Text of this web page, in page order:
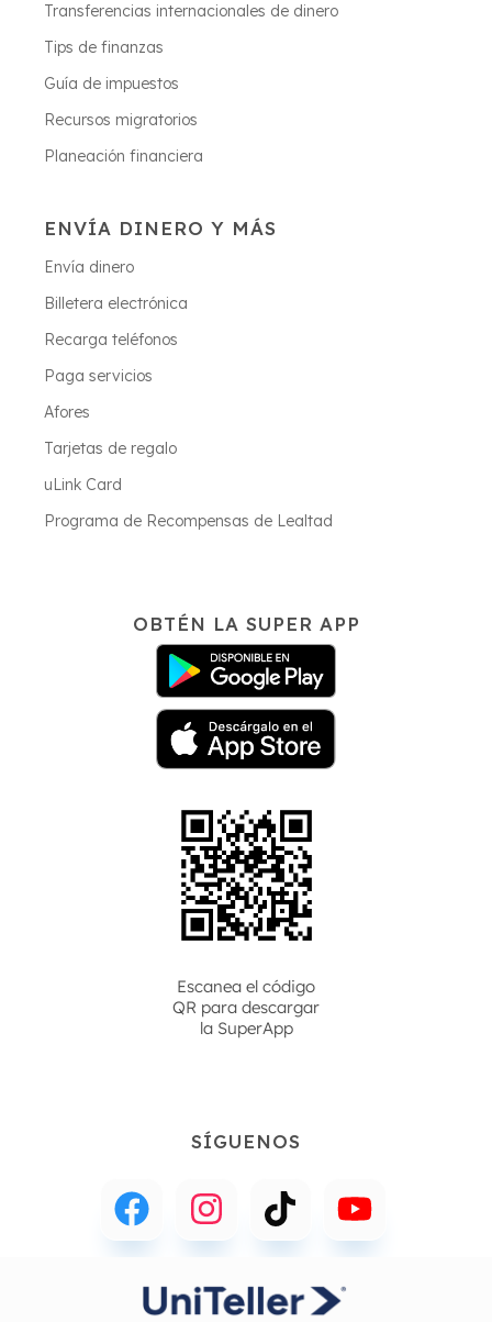
Transferencias internacionales de dinero
Tips de finanzas
Guía de impuestos
Recursos migratorios
Planeación financiera
ENVÍA DINERO Y MÁS
Envía dinero
Billetera electrónica
Recarga teléfonos
Paga servicios
Afores
Tarjetas de regalo
uLink Card
Programa de Recompensas de Lealtad
OBTÉN LA SUPER APP
Escanea el código
QR para descargar
la SuperApp
SÍGUENOS